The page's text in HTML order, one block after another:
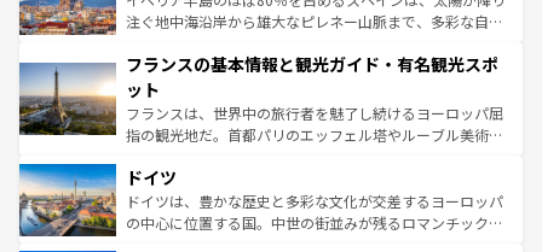
ピザやパスタなど、絶品のイタリア料理を堪能することも
ませてくれるイタリアで、忘れられない旅をしてみよう！
なお、新着のイタリア情報は
しい。
注ぐ地中海沿岸から雄大なピレネー山脈まで、多彩な自然
文化が根付くこの国では、情熱的なフラメンコ、熱気あふ
れる闘牛、そして美味しいタパスが生活の一部となってい
る。首都マドリードの洗練された雰囲気や、バルセロナの
アートに溢れた街角から、地方では古代ローマ遺跡や中世
せる。地方によって風土や気候が異なるスペインはその個
性で訪れる人を魅了する。 なお、新着のスペイン情報は コ
ンテンツ一覧を参照してほしい。
フランスの基本情報と観光ガイド・有名観光スポ
ット
フランスは、世界中の旅行者を魅了し続けるヨーロッパ屈
指の観光地だ。首都パリのエッフェル塔やルーブル美術館
で、幅広い魅力が詰まっている。華麗な宮殿、歴史的な大
聖堂、美しいビーチ、そして豊かな自然が、訪れる者を心
から魅了する。また、フランスは美食の国としても知ら
ドイツ
ドイツは、豊かな歴史と多彩な文化が交差するヨーロッパ
の中心に位置する国。中世の街並みが残るロマンチック街